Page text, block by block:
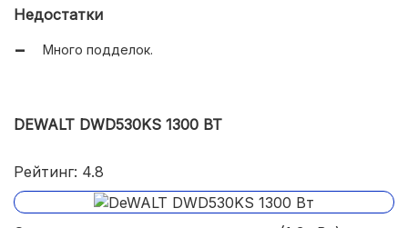
Недостатки
Много подделок.
DEWALT DWD530KS 1300 ВТ
Рейтинг: 4.8